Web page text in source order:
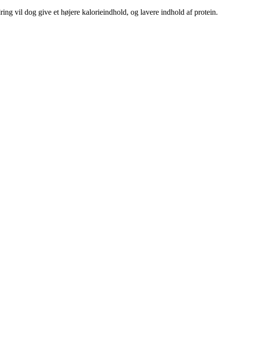
vil dog give et højere kalorieindhold, og lavere indhold af protein.